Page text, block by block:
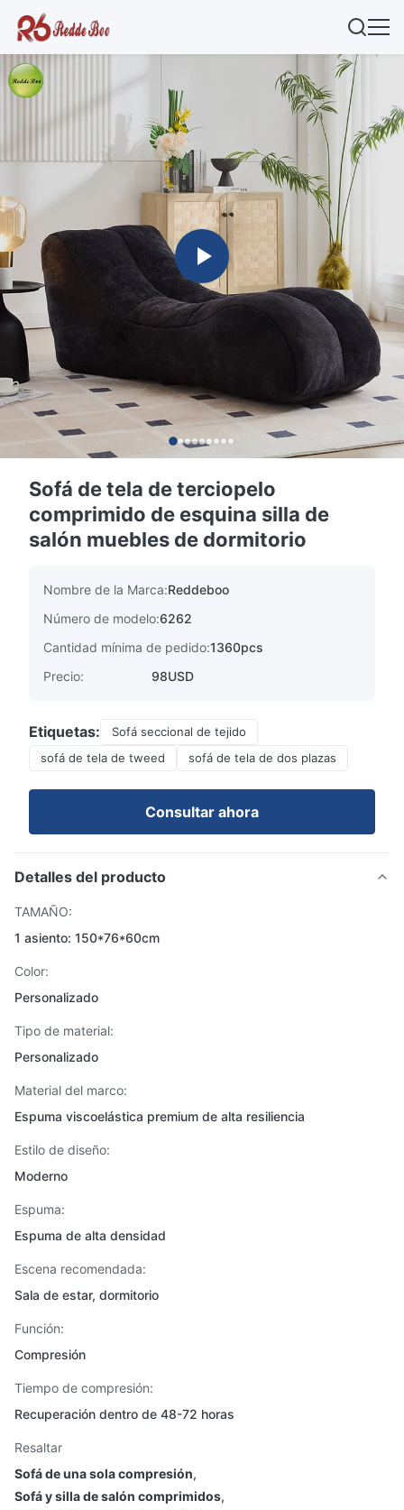
Sofá de tela de terciopelo
comprimido de esquina silla de
salón muebles de dormitorio
Nombre de la Marca:Reddeboo
Número de modelo:6262
Cantidad mínima de pedido:1360pcs
Precio:
98USD
Etiquetas:
Sofá seccional de tejido
sofá de tela de tweed
sofá de tela de dos plazas
Consultar ahora
Detalles del producto
TAMAÑO:
1 asiento: 150*76*60cm
Color:
Personalizado
Tipo de material:
Personalizado
Material del marco:
Espuma viscoelástica premium de alta resiliencia
Estilo de diseño:
Moderno
Espuma:
Espuma de alta densidad
Escena recomendada:
Sala de estar, dormitorio
Función:
Compresión
Tiempo de compresión:
Recuperación dentro de 48-72 horas
Resaltar
Sofá de una sola compresión,
Sofá y silla de salón comprimidos,